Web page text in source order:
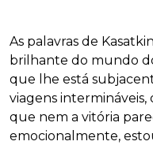
As palavras de
brilhante do mundo
que lhe está
viagens intermináveis,
que nem a vitória
emocionalmente,